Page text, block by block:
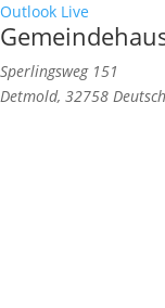
Outlook Live
Sperlingsweg 151
Detmold, 32758